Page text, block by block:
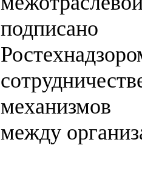
подписано
механизмов
между